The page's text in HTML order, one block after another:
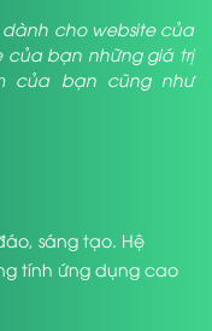
cho website của
của bạn những giá trị
của bạn cũng như
sáng tạo. Hệ
tính ứng dụng cao